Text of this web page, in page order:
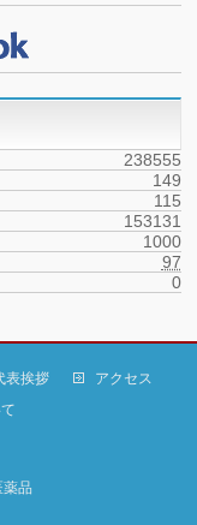
238555
149
115
153131
1000
97
0
表挨拶
アクセス
薬品